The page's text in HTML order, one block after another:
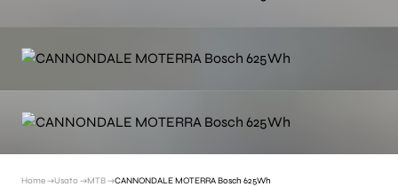
Home →Usato →MTB →CANNONDALE MOTERRA Bosch 625Wh